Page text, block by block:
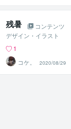
残暑
コンテンツ
デザイン・イラスト
1
コケ。
2020/08/29